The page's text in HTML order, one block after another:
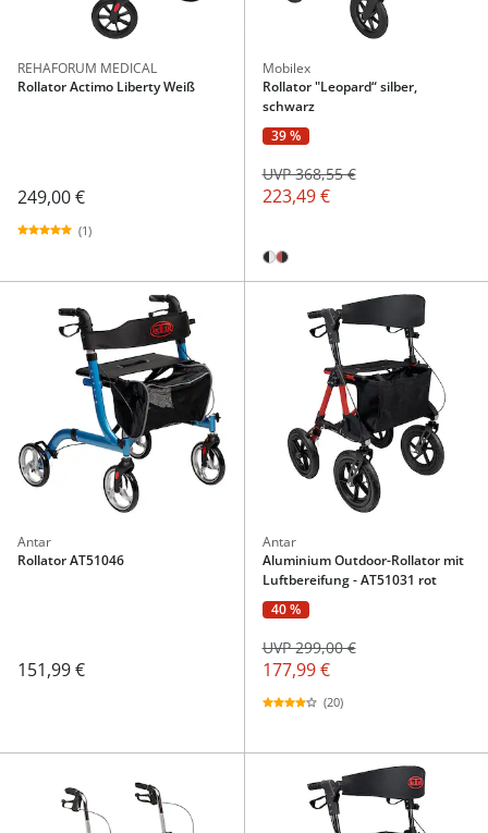
REHAFORUM MEDICAL
Rollator Actimo Liberty Weiß
249,00 €
(1)
Mobilex
Rollator "Leopard“ silber,
schwarz
39 %
223,49 €
UVP 368,55 €
Antar
Rollator AT51046
151,99 €
Antar
Aluminium Outdoor-Rollator mit
Luftbereifung - AT51031 rot
40 %
177,99 €
UVP 299,00 €
(20)